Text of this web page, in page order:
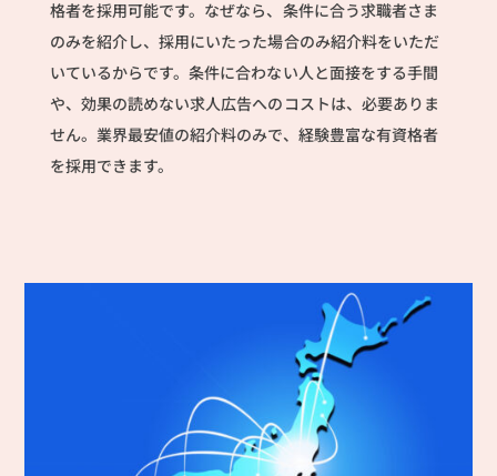
格者を採用可能です。なぜなら、条件に合う求職者さま
のみを紹介し、採用にいたった場合のみ紹介料をいただ
いているからです。条件に合わない人と面接をする手間
や、効果の読めない求人広告へのコストは、必要ありま
せん。業界最安値の紹介料のみで、経験豊富な有資格者
を採用できます。